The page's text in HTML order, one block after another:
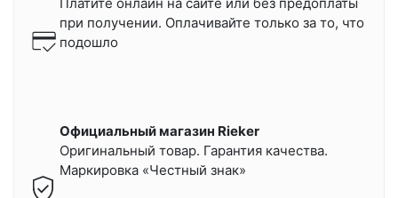
при получении. Оплачивайте только за то, что
подошло
Официальный магазин Rieker
Оригинальный товар. Гарантия качества.
Маркировка «Честный знак»